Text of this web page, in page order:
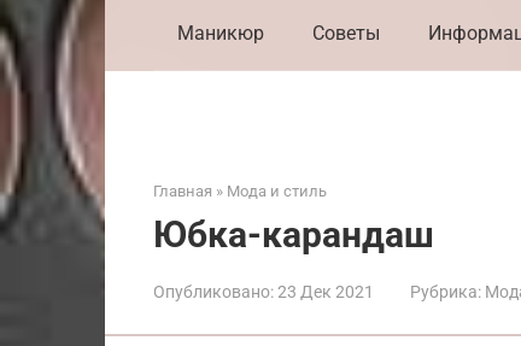
Маникюр Советы
Главная » Мода и стиль
Юбка-карандаш
Опубликовано:23 Дек 2021 Рубрика: